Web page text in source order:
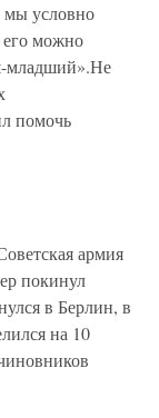
условно
его можно
младший».Не
помочь
армия
покинул
в Берлин, в
на 10